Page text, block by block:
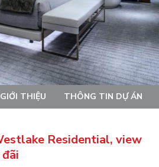
GIỚI THIỆU THÔNG TIN DỰ ÁN
Residential, view